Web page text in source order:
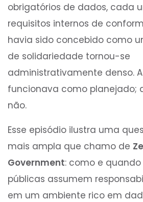
obrigatórios de dados, cada
requisitos internos de
havia sido concebido como
de solidariedade tornou-se
administrativamente denso.
funcionava como planejado;
não.
Esse episódio ilustra uma
mais ampla que chamo de
Government: como e
públicas assumem
em um ambiente rico em